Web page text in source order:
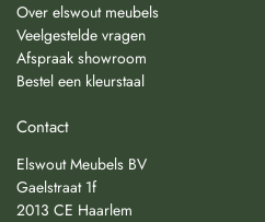
Over elswout meubels
Veelgestelde vragen
Afspraak showroom
Bestel een kleurstaal
Contact
Elswout Meubels BV
Gaelstraat 1f
2013 CE Haarlem